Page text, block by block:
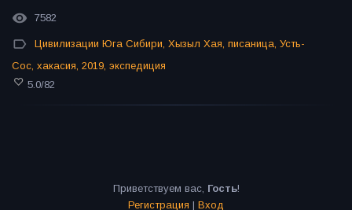
7582
Цивилизации Юга Сибири, Хызыл Хая, писаница, Усть-
Сос, хакасия, 2019, экспедиция
5.0/82
Приветствуем вас, Гость!
Регистрация | Вход